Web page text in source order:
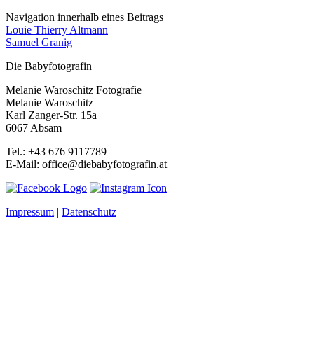
Navigation innerhalb eines Beitrags
Louie Thierry Altmann
Samuel Granig
Die Babyfotografin
Melanie Waroschitz Fotografie
Melanie Waroschitz
Karl Zanger-Str. 15a
6067 Absam
Tel.: +43 676 9117789
E-Mail: office@diebabyfotografin.at
Impressum | Datenschutz